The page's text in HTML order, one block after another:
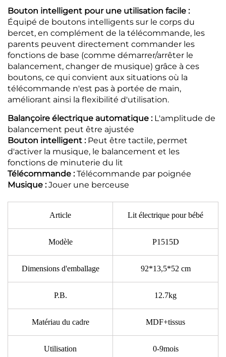
Bouton intelligent pour une utilisation facile :
Équipé de boutons intelligents sur le corps du
bercet, en complément de la télécommande, les
parents peuvent directement commander les
fonctions de base (comme démarrer/arrêter le
balancement, changer de musique) grâce à ces
boutons, ce qui convient aux situations où la
télécommande n'est pas à portée de main,
améliorant ainsi la flexibilité d'utilisation.
Balançoire électrique automatique : L'amplitude de
balancement peut être ajustée
Bouton intelligent : Peut être tactile, permet
d'activer la musique, le balancement et les
fonctions de minuterie du lit
Télécommande :Télécommande par poignée
Musique :Jouer une berceuse
Article Lit électrique pour bébé
Modèle P1515D
Dimensions d'emballage 92*13,5*52 cm
P.B. 12.7kg
Matériau du cadre MDF+tissus
Utilisation 0-9mois